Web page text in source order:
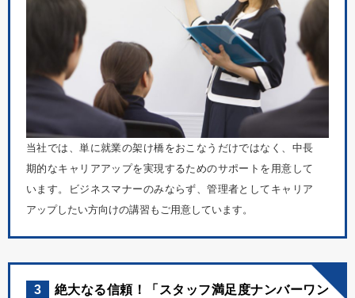
当社では、単に就業の架け橋をおこなうだけではなく、中長
期的なキャリアアップを実現するためのサポートを用意して
います。ビジネスマナーのみならず、管理者としてキャリア
アップしたい方向けの講習もご用意しています。
3
絶大なる信頼！「スタッフ満足度ナンバーワン